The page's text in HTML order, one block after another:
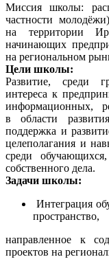
Миссия школы:
частности
на территории
начинающих
на региональном
Цели школы:
Развитие, среди
интереса к
информационных,
в области
поддержка и
целеполагания и
среди
собственного дела.
Задачи школы:
Интеграция
пространство,
направленное к
проектов на